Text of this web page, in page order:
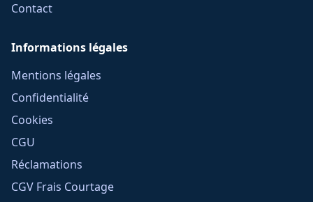
Contact
Informations légales
Mentions légales
Confidentialité
Cookies
CGU
Réclamations
CGV Frais Courtage